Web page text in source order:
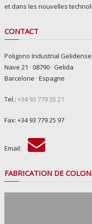
et dans les nouvelles
CONTACT
Poligono Industrial Gelidense
Nave 21 · 08790 · Gelida
Barcelone · Espagne
Tel.: +34 93 779 35 21
Fax: +34 93 779 25 97
Email:
FABRICATION DE